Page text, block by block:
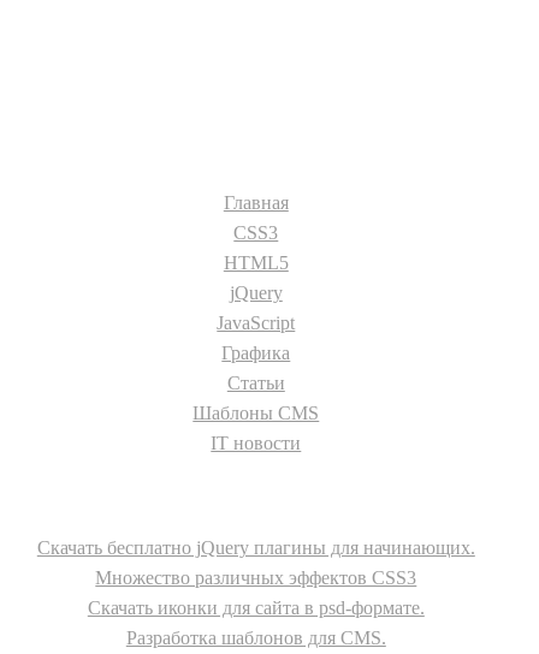
Главная
CSS3
HTML5
jQuery
JavaScript
Графика
Статьи
Шаблоны CMS
IT новости
Скачать бесплатно jQuery плагины для начинающих.
Множество различных эффектов CSS3
Скачать иконки для сайта в psd-формате.
Разработка шаблонов для CMS.